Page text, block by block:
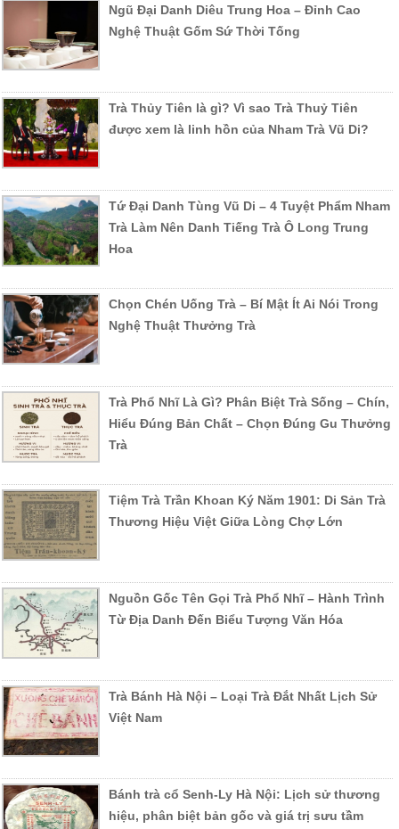
Ngũ Đại Danh Diêu Trung Hoa – Đỉnh Cao
Nghệ Thuật Gốm Sứ Thời Tống
Trà Thủy Tiên là gì? Vì sao Trà Thuỷ Tiên
được xem là linh hồn của Nham Trà Vũ Di?
Tứ Đại Danh Tùng Vũ Di – 4 Tuyệt Phẩm Nham
Trà Làm Nên Danh Tiếng Trà Ô Long Trung
Hoa
Chọn Chén Uống Trà – Bí Mật Ít Ai Nói Trong
Nghệ Thuật Thưởng Trà
Trà Phổ Nhĩ Là Gì? Phân Biệt Trà Sống – Chín,
Hiểu Đúng Bản Chất – Chọn Đúng Gu Thưởng
Trà
Tiệm Trà Trần Khoan Ký Năm 1901: Di Sản Trà
Thương Hiệu Việt Giữa Lòng Chợ Lớn
Nguồn Gốc Tên Gọi Trà Phổ Nhĩ – Hành Trình
Từ Địa Danh Đến Biểu Tượng Văn Hóa
Trà Bánh Hà Nội – Loại Trà Đắt Nhất Lịch Sử
Việt Nam
Bánh trà cổ Senh-Ly Hà Nội: Lịch sử thương
hiệu, phân biệt bản gốc và giá trị sưu tầm